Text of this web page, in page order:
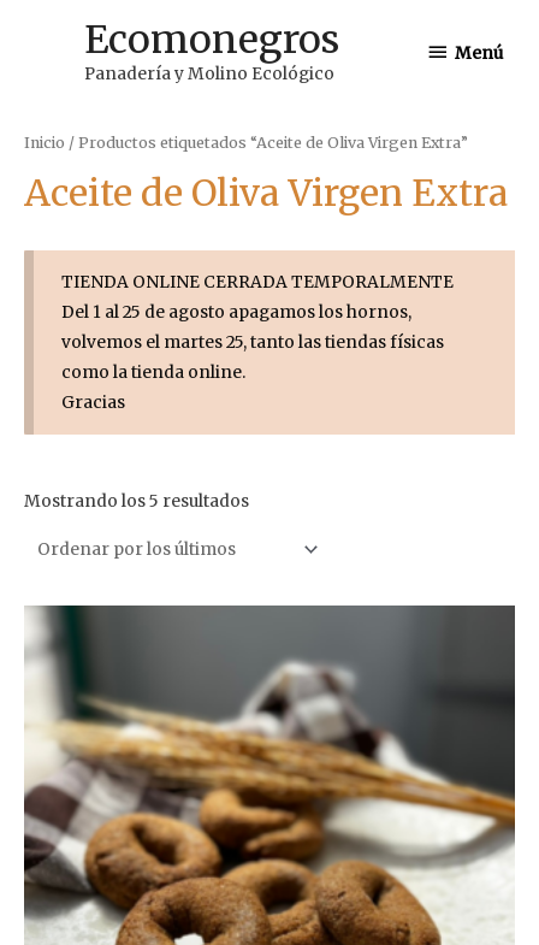
Ecomonegros
Panadería y Molino Ecológico
Menú
Menú
Inicio / Productos etiquetados “Aceite de Oliva Virgen Extra”
Aceite de Oliva Virgen Extra
TIENDA ONLINE CERRADA TEMPORALMENTE
Del 1 al 25 de agosto apagamos los hornos,
volvemos el martes 25, tanto las tiendas físicas
como la tienda online.
Gracias
Mostrando los 5 resultados